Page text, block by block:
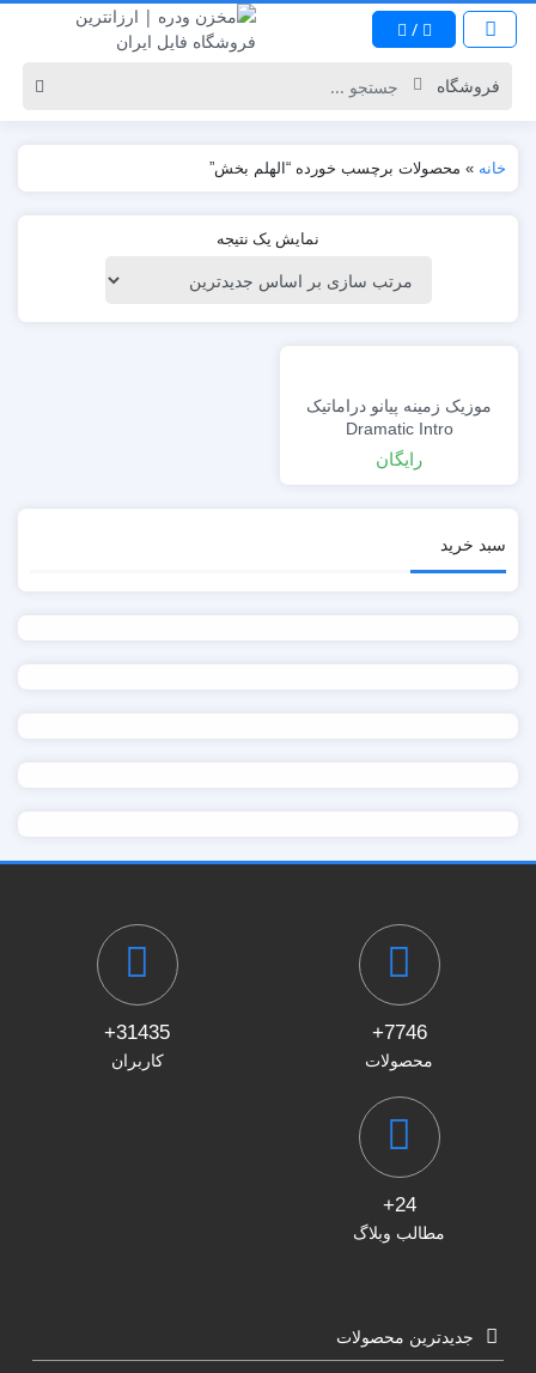
/
خانه » محصولات برچسب خورده “الهلم بخش”
نمایش یک نتیجه
موزیک زمینه پیانو دراماتیک
Dramatic Intro
رایگان
سبد خرید
7746+
محصولات
31435+
کاربران
24+
مطالب وبلاگ
جدیدترین محصولات